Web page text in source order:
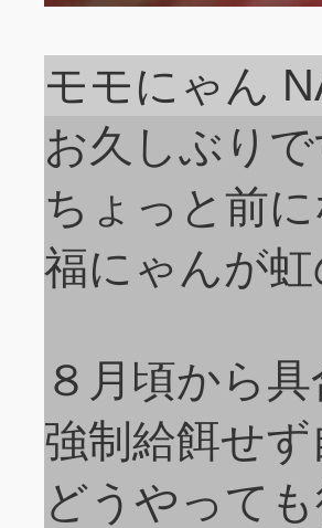
モモにゃん
お久しぶり
ちょっと前
福にゃんが
８月頃から
強制給餌せ
どうやって